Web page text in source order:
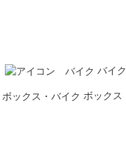
バイク
ボックス